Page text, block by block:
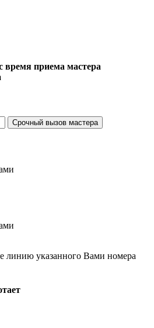
время приема мастера
Срочный вызов мастера
линию указанного Вами номера